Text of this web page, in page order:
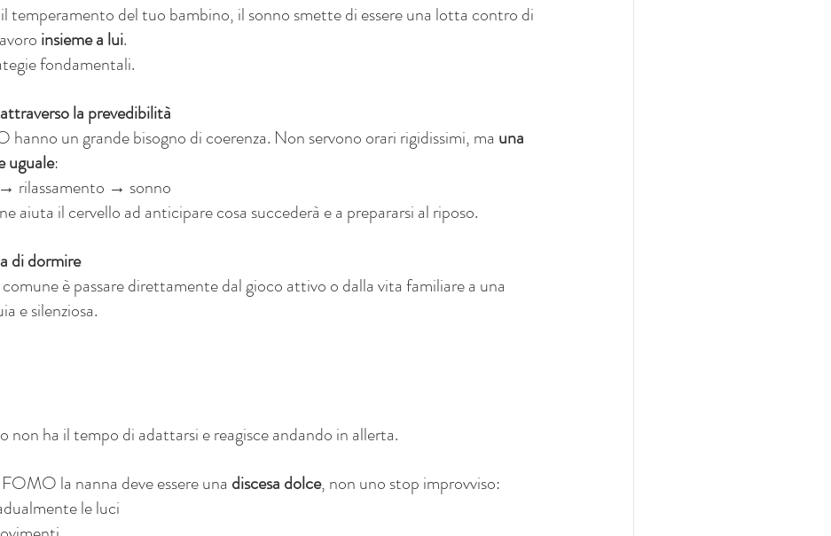
temperamento del tuo bambino, il sonno smette di essere una lotta contro di
insieme a lui.
fondamentali.
la prevedibilità
un grande bisogno di coerenza. Non servono orari rigidissimi, ma una
uguale:
rilassamento → sonno
aiuta il cervello ad anticipare cosa succederà e a prepararsi al riposo.
di dormire
è passare direttamente dal gioco attivo o dalla vita familiare a una
e silenziosa.
non ha il tempo di adattarsi e reagisce andando in allerta.
la nanna deve essere una discesa dolce, non uno stop improvviso:
le luci